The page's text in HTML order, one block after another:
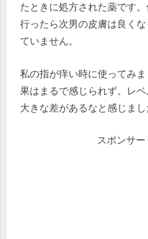
たときに処方された薬です
行ったら次男の皮膚は良く
ていません。
私の指が痒い時に使ってみ
果はまるで感じられず。レ
大きな差があるなと感じまし
スポンサー